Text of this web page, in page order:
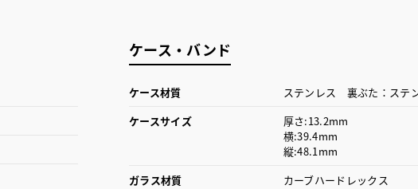
ケース・バンド
ケース材質
ステンレス 裏ぶた：ステ
ケースサイズ
厚さ:13.2mm
横:39.4mm
縦:48.1mm
ガラス材質
カーブハードレックス